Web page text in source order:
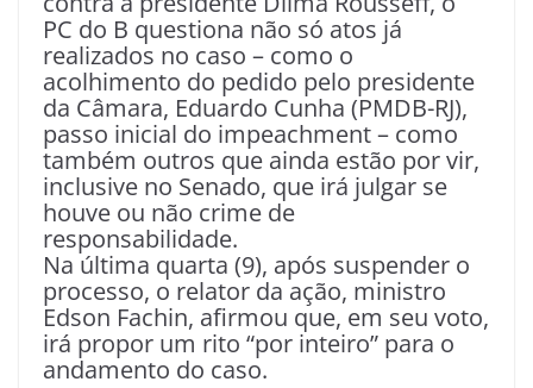
PC do B questiona não só atos já
realizados no caso – como o
acolhimento do pedido pelo presidente
da Câmara, Eduardo Cunha (PMDB-RJ),
passo inicial do impeachment – como
também outros que ainda estão por vir,
inclusive no Senado, que irá julgar se
houve ou não crime de
responsabilidade.
Na última quarta (9), após suspender o
processo, o relator da ação, ministro
Edson Fachin, afirmou que, em seu voto,
irá propor um rito “por inteiro” para o
andamento do caso.